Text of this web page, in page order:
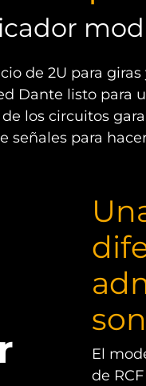
de 2U para
Dante listo
los circuitos
para
El
de